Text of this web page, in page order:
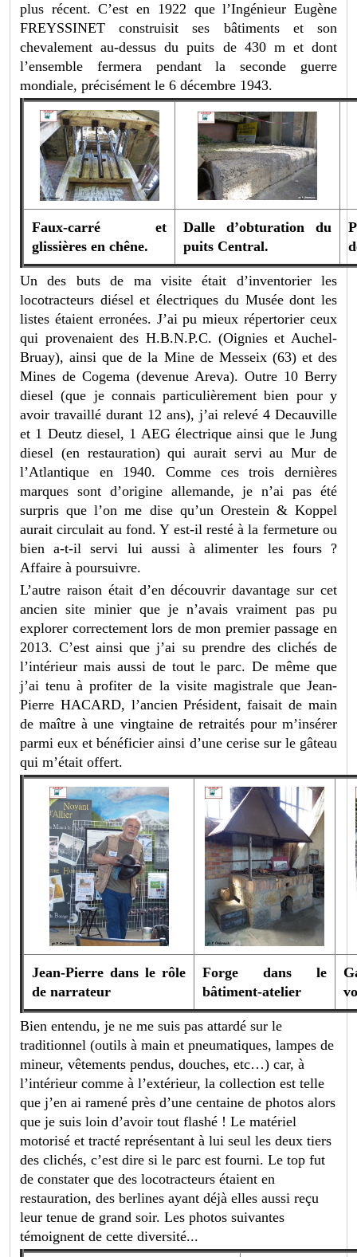
plus récent. C’est en 1922 que l’Ingénieur Eugène
FREYSSINET construisit ses bâtiments et son
chevalement au-dessus du puits de 430 m et dont
l’ensemble fermera pendant la seconde guerre
mondiale, précisément le 6 décembre 1943.
Faux-carré et
glissières en chêne.
Dalle d’obturation du
puits Central.
Un des buts de ma visite était d’inventorier les
locotracteurs diésel et électriques du Musée dont les
listes étaient erronées. J’ai pu mieux répertorier ceux
qui provenaient des H.B.N.P.C. (Oignies et Auchel-
Bruay), ainsi que de la Mine de Messeix (63) et des
Mines de Cogema (devenue Areva). Outre 10 Berry
diesel (que je connais particulièrement bien pour y
avoir travaillé durant 12 ans), j’ai relevé 4 Decauville
et 1 Deutz diesel, 1 AEG électrique ainsi que le Jung
diesel (en restauration) qui aurait servi au Mur de
l’Atlantique en 1940. Comme ces trois dernières
marques sont d’origine allemande, je n’ai pas été
surpris que l’on me dise qu’un Orestein & Koppel
aurait circulait au fond. Y est-il resté à la fermeture ou
bien a-t-il servi lui aussi à alimenter les fours ?
Affaire à poursuivre.
L’autre raison était d’en découvrir davantage sur cet
ancien site minier que je n’avais vraiment pas pu
explorer correctement lors de mon premier passage en
2013. C’est ainsi que j’ai su prendre des clichés de
l’intérieur mais aussi de tout le parc. De même que
j’ai tenu à profiter de la visite magistrale que Jean-
Pierre HACARD, l’ancien Président, faisait de main
de maître à une vingtaine de retraités pour m’insérer
parmi eux et bénéficier ainsi d’une cerise sur le gâteau
qui m’était offert.
Jean-Pierre dans le rôle
de narrateur
Forge dans le
bâtiment-atelier
Bien entendu, je ne me suis pas attardé sur le
traditionnel (outils à main et pneumatiques, lampes de
mineur, vêtements pendus, douches, etc…) car, à
l’intérieur comme à l’extérieur, la collection est telle
que j’en ai ramené près d’une centaine de photos alors
que je suis loin d’avoir tout flashé ! Le matériel
motorisé et tracté représentant à lui seul les deux tiers
des clichés, c’est dire si le parc est fourni. Le top fut
de constater que des locotracteurs étaient en
restauration, des berlines ayant déjà elles aussi reçu
leur tenue de grand soir. Les photos suivantes
témoignent de cette diversité...